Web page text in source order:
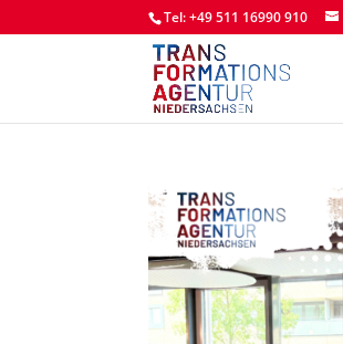
Tel: +49 511 16990 910